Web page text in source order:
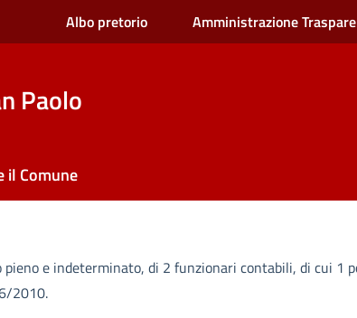
Albo pretorio Amministrazione
Paolo
il Comune
e indeterminato, di 2 funzionari contabili, di cui 1
2010.